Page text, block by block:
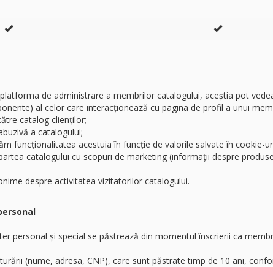
de administrare a membrilor catalogului, aceștia pot
al celor care interacționează cu pagina de profil a unui
catalog clienților;
a catalogului;
funcționalitatea acestuia în funcție de valorile salvate în cookie-
catalogului cu scopuri de marketing (informații despre
despre activitatea vizitatorilor catalogului.
personal și special se păstrează din momentul înscrierii ca
(nume, adresa, CNP), care sunt păstrate timp de 10 ani,